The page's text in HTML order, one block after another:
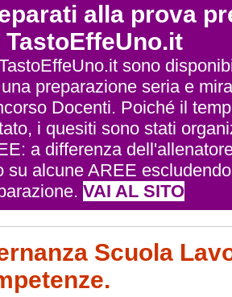
alla prova
TastoEffeUno.it
sono
preparazione seria e
Docenti. Poiché il
i quesiti sono stati
a differenza
su alcune AREE
VAI AL SITO
Scuola